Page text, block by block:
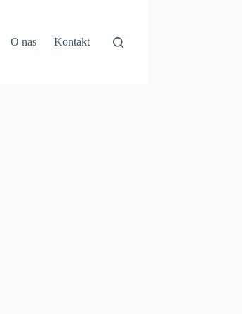
O nas Kontakt